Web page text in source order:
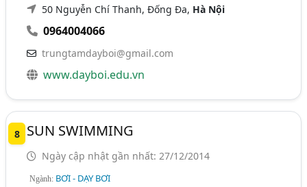
50 Nguyễn Chí Thanh, Đống Đa, Hà Nội
0964004066
trungtamdayboi@gmail.com
www.dayboi.edu.vn
8 SUN SWIMMING
Ngày cập nhật gần nhất: 27/12/2014
Ngành: BƠI - DẠY BƠI